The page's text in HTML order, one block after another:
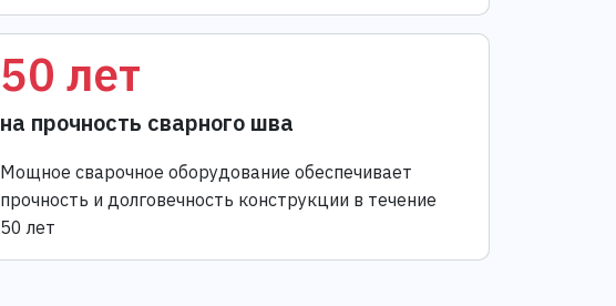
50 лет
на прочность сварного шва
Мощное сварочное оборудование обеспечивает
прочность и долговечность конструкции в течение
50 лет